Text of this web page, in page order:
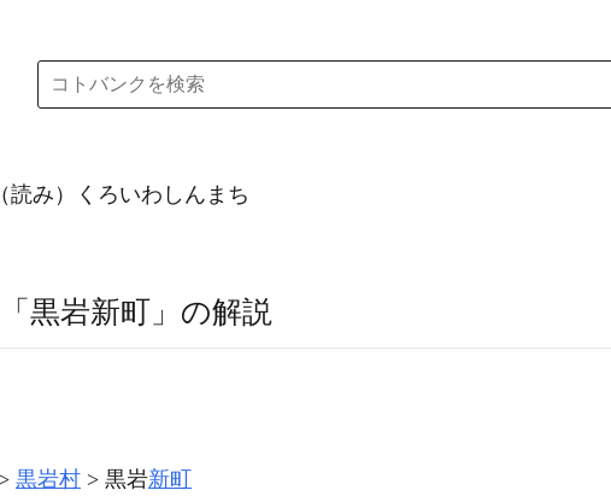
（読み）くろいわしんまち
「黒岩新町」の解説
黒岩村 黒岩新町